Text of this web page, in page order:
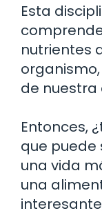
Esta
nutrientes
de nuestra
Entonces,
que puede
una vida
una